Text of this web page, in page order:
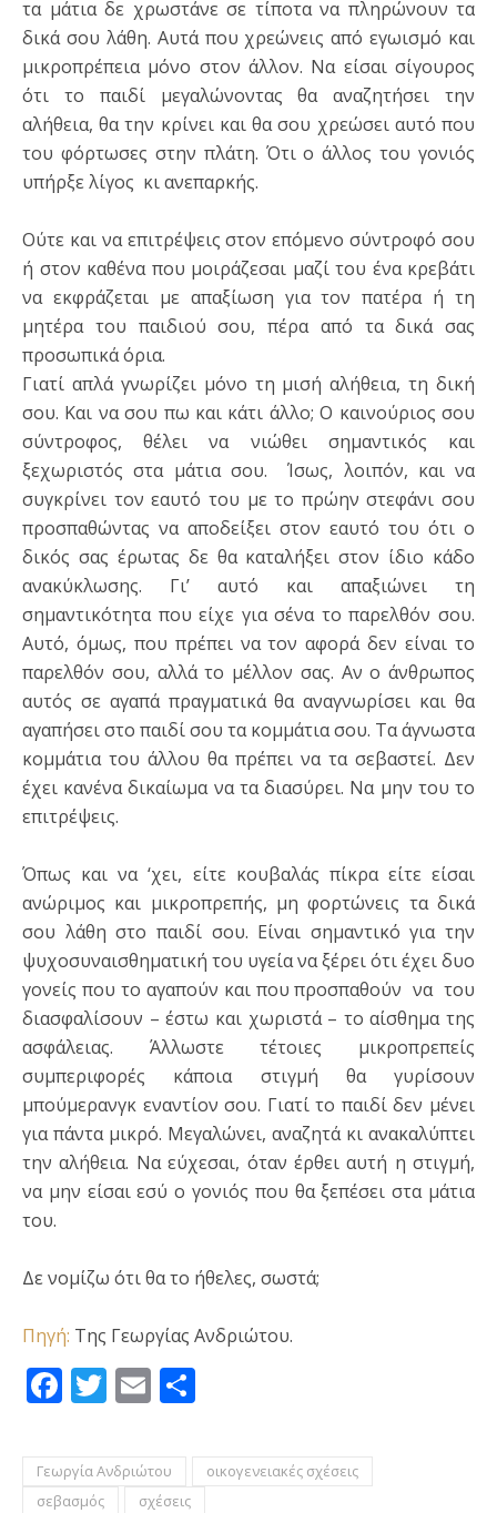
τα μάτια δε χρωστάνε σε τίποτα να πληρώνουν τα
δικά σου λάθη. Αυτά που χρεώνεις από εγωισμό και
μικροπρέπεια μόνο στον άλλον. Να είσαι σίγουρος
ότι το παιδί μεγαλώνοντας θα αναζητήσει την
αλήθεια, θα την κρίνει και θα σου χρεώσει αυτό που
του φόρτωσες στην πλάτη. Ότι ο άλλος του γονιός
υπήρξε λίγος κι ανεπαρκής.
Ούτε και να επιτρέψεις στον επόμενο σύντροφό σου
ή στον καθένα που μοιράζεσαι μαζί του ένα κρεβάτι
να εκφράζεται με απαξίωση για τον πατέρα ή τη
μητέρα του παιδιού σου, πέρα από τα δικά σας
προσωπικά όρια.
Γιατί απλά γνωρίζει μόνο τη μισή αλήθεια, τη δική
σου. Και να σου πω και κάτι άλλο; Ο καινούριος σου
σύντροφος, θέλει να νιώθει σημαντικός και
ξεχωριστός στα μάτια σου. Ίσως, λοιπόν, και να
συγκρίνει τον εαυτό του με το πρώην στεφάνι σου
προσπαθώντας να αποδείξει στον εαυτό του ότι ο
δικός σας έρωτας δε θα καταλήξει στον ίδιο κάδο
ανακύκλωσης. Γι’ αυτό και απαξιώνει τη
σημαντικότητα που είχε για σένα το παρελθόν σου.
Αυτό, όμως, που πρέπει να τον αφορά δεν είναι το
παρελθόν σου, αλλά το μέλλον σας. Αν ο άνθρωπος
αυτός σε αγαπά πραγματικά θα αναγνωρίσει και θα
αγαπήσει στο παιδί σου τα κομμάτια σου. Τα άγνωστα
κομμάτια του άλλου θα πρέπει να τα σεβαστεί. Δεν
έχει κανένα δικαίωμα να τα διασύρει. Να μην του το
επιτρέψεις.
Όπως και να ‘χει, είτε κουβαλάς πίκρα είτε είσαι
ανώριμος και μικροπρεπής, μη φορτώνεις τα δικά
σου λάθη στο παιδί σου. Είναι σημαντικό για την
ψυχοσυναισθηματική του υγεία να ξέρει ότι έχει δυο
γονείς που το αγαπούν και που προσπαθούν να του
διασφαλίσουν – έστω και χωριστά – το αίσθημα της
ασφάλειας. Άλλωστε τέτοιες μικροπρεπείς
συμπεριφορές κάποια στιγμή θα γυρίσουν
μπούμερανγκ εναντίον σου. Γιατί το παιδί δεν μένει
για πάντα μικρό. Μεγαλώνει, αναζητά κι ανακαλύπτει
την αλήθεια. Να εύχεσαι, όταν έρθει αυτή η στιγμή,
να μην είσαι εσύ ο γονιός που θα ξεπέσει στα μάτια
του.
Δε νομίζω ότι θα το ήθελες, σωστά;
Πηγή: Της Γεωργίας Ανδριώτου.
Facebook
Twitter
Email
Γεωργία Ανδριώτου
οικογενειακές σχέσεις
σεβασμός
σχέσεις